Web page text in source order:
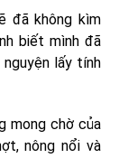
đã không kìm
biết mình đã
nguyện lấy tính
mong chờ của
nông nổi và